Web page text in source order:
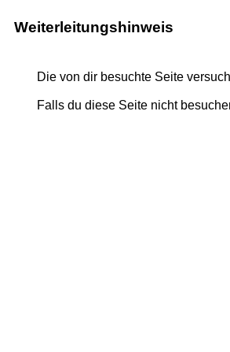
Weiterleitungshinweis
Die von dir besuchte Seite
Falls du diese Seite nicht